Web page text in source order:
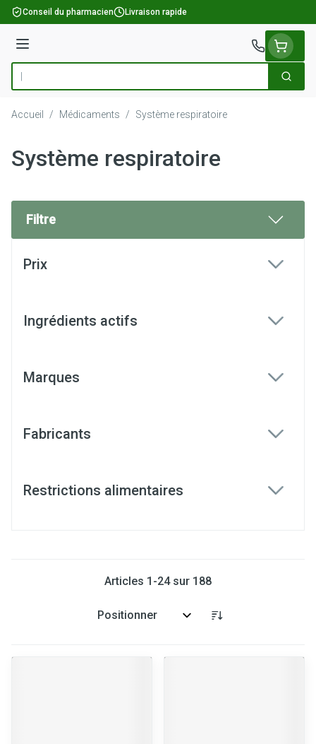
Aller au contenu
Conseil du pharmacien Livraison rapide
Menu
Rechercher
Accueil / Médicaments / Système respiratoire
Système respiratoire
Filtre
Prix
Ingrédients actifs
Marques
Fabricants
Restrictions alimentaires
Articles 1 -24sur 188
Trier par: